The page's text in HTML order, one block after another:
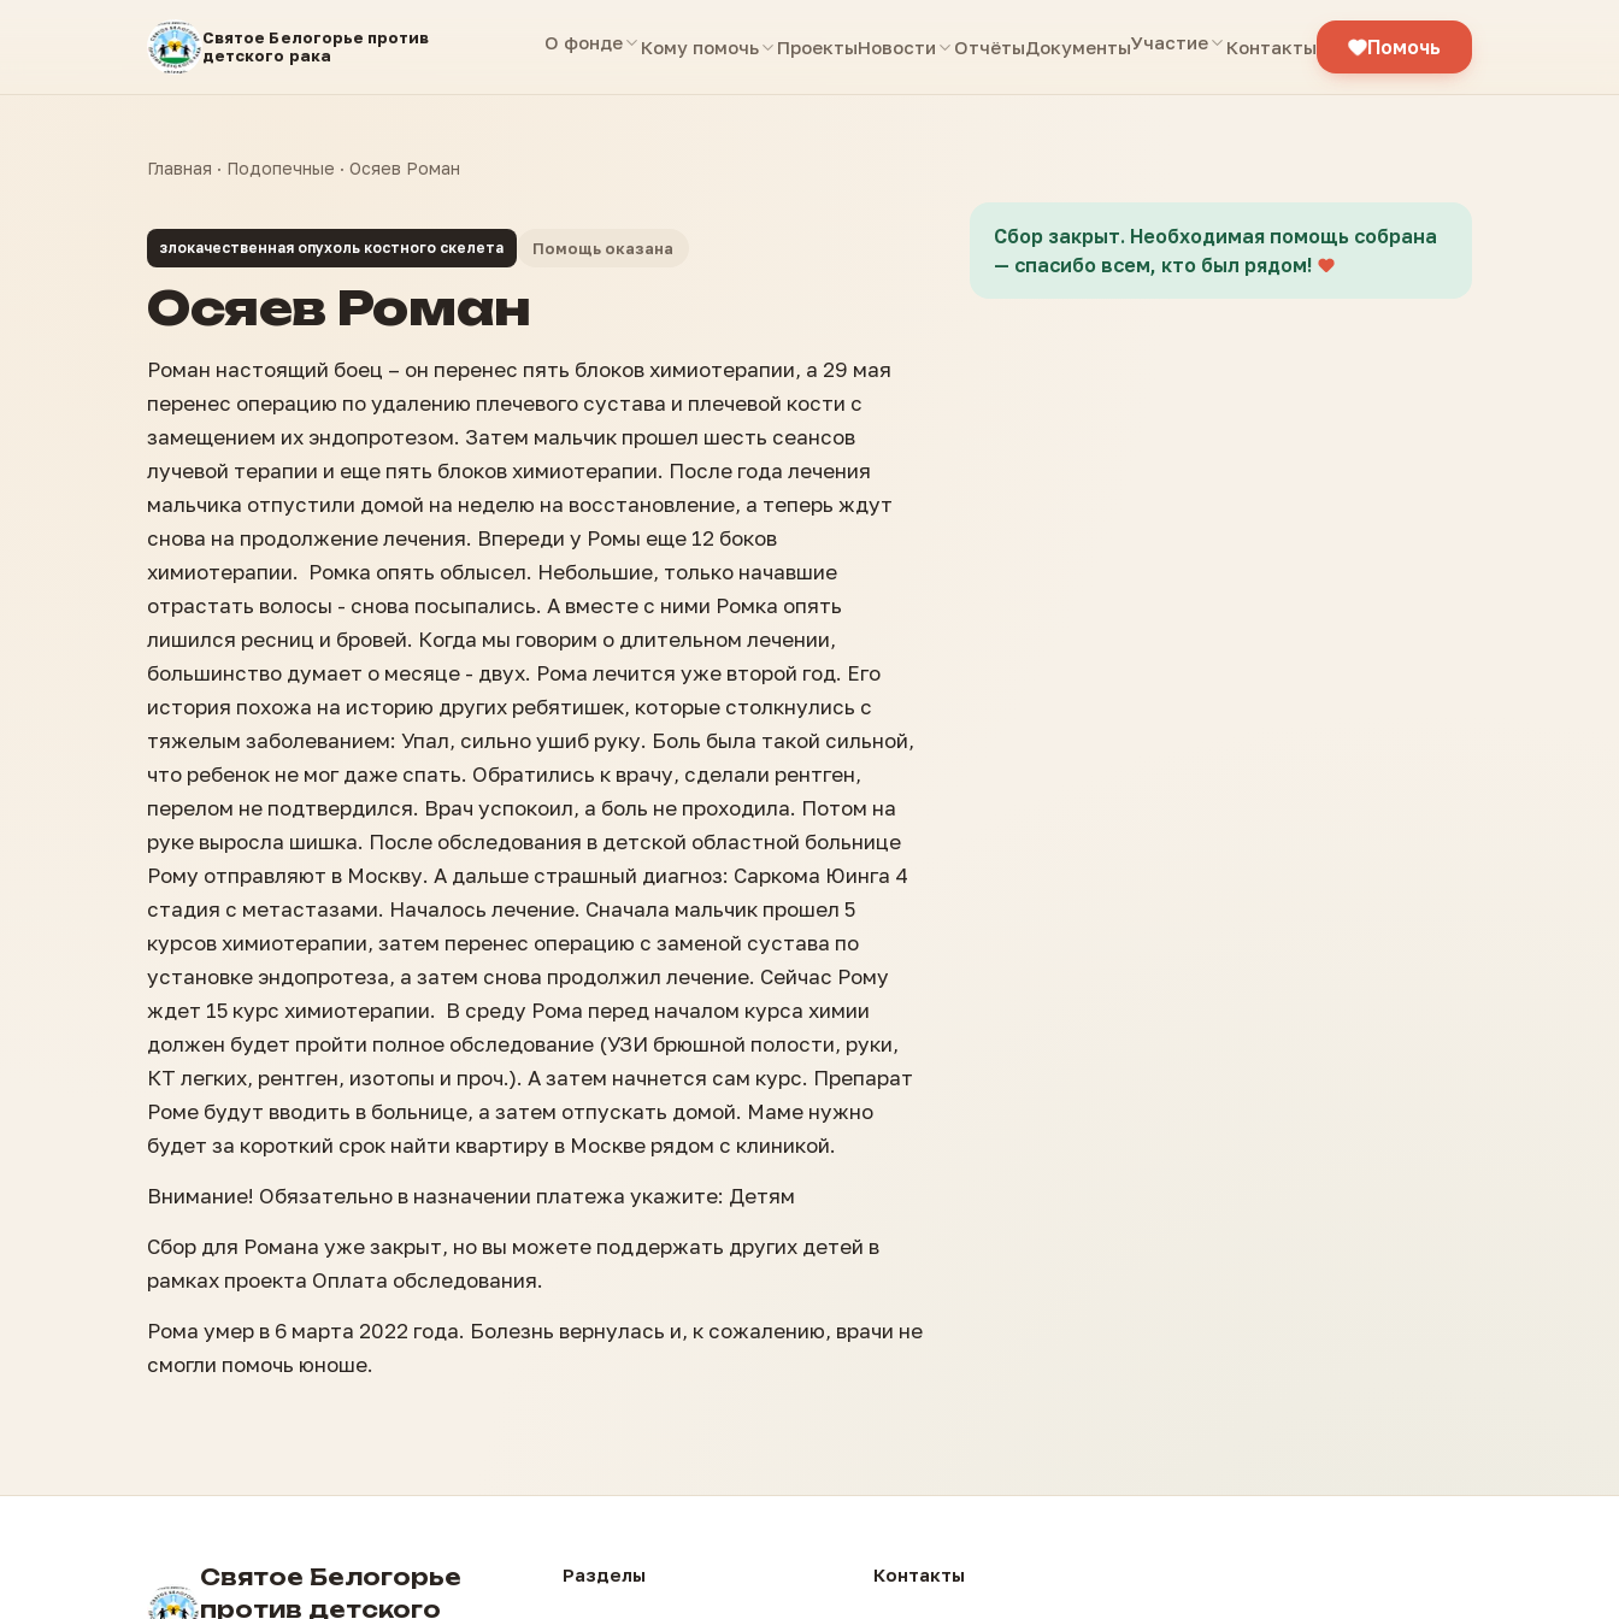
Святое Белогорье против
детского рака
О фонде Кому помочь ПроектыНовости ОтчётыДокументыУчастие Контакты Помочь
Главная · Подопечные · Осяев Роман
злокачественная опухоль костного скелета Помощь оказана
Осяев Роман
Роман настоящий боец – он перенес пять блоков химиотерапии, а 29 мая
перенес операцию по удалению плечевого сустава и плечевой кости с
замещением их эндопротезом. Затем мальчик прошел шесть сеансов
лучевой терапии и еще пять блоков химиотерапии. После года лечения
мальчика отпустили домой на неделю на восстановление, а теперь ждут
снова на продолжение лечения. Впереди у Ромы еще 12 боков
химиотерапии. Ромка опять облысел. Небольшие, только начавшие
отрастать волосы - снова посыпались. А вместе с ними Ромка опять
лишился ресниц и бровей. Когда мы говорим о длительном лечении,
большинство думает о месяце - двух. Рома лечится уже второй год. Его
история похожа на историю других ребятишек, которые столкнулись с
тяжелым заболеванием: Упал, сильно ушиб руку. Боль была такой сильной,
что ребенок не мог даже спать. Обратились к врачу, сделали рентген,
перелом не подтвердился. Врач успокоил, а боль не проходила. Потом на
руке выросла шишка. После обследования в детской областной больнице
Рому отправляют в Москву. А дальше страшный диагноз: Саркома Юинга 4
стадия с метастазами. Началось лечение. Сначала мальчик прошел 5
курсов химиотерапии, затем перенес операцию с заменой сустава по
установке эндопротеза, а затем снова продолжил лечение. Сейчас Рому
ждет 15 курс химиотерапии. В среду Рома перед началом курса химии
должен будет пройти полное обследование (УЗИ брюшной полости, руки,
КТ легких, рентген, изотопы и проч.). А затем начнется сам курс. Препарат
Роме будут вводить в больнице, а затем отпускать домой. Маме нужно
будет за короткий срок найти квартиру в Москве рядом с клиникой.
Внимание! Обязательно в назначении платежа укажите: Детям
Сбор для Романа уже закрыт, но вы можете поддержать других детей в
рамках проекта Оплата обследования.
Рома умер в 6 марта 2022 года. Болезнь вернулась и, к сожалению, врачи не
смогли помочь юноше.
Сбор закрыт. Необходимая помощь собрана
— спасибо всем, кто был рядом!
Святое Белогорье
против детского
Разделы Контакты